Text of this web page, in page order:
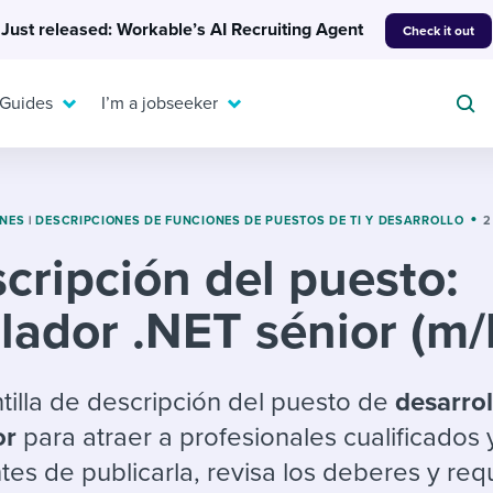
Just released: Workable’s AI Recruiting Agent Check it out
candidates
hiring pipelines
Or browse by
A flexible workplace
means new ways of
working. Pick up tips
templates
checklists
& reports
To hear from others:
Get insights, guidance,
the know.
I’m a jobseeker
resources
For your job search:
INTERVIEWS & ANSWERS
Typical interview
answers for each.
| DESCRIPCIONES DE FUNCIONES DE PUESTOS DE TI Y DESARROLLO 2
del puesto:
.NET sénior
de descripción del puesto de
para atraer a profesionales cualificados
de publicarla, revisa los deberes y